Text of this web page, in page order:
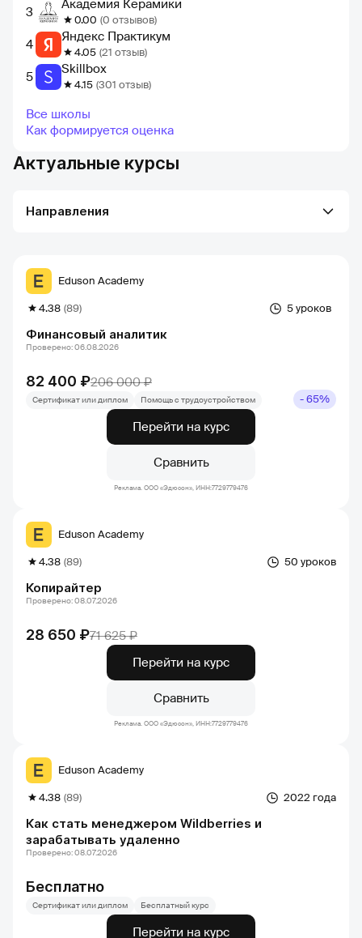
3 Академия Керамики
0.00 (0 отзывов)
4 Яндекс Практикум
4.05 (21 отзыв)
5 Skillbox
4.15 (301 отзыв)
Все школы
Как формируется оценка
Актуальные курсы
Направления
Финансовый аналитик
5 уроков
4.38 (89)
Eduson Academy
82 400 ₽206 000 ₽
Проверено: 06.08.2026
Сертификат или диплом Помощь с трудоустройством - 65%
Перейти на курс
Сравнить
Реклама. ООО «Эдюсон», ИНН:7729779476
Копирайтер
50 уроков
4.38 (89)
Eduson Academy
28 650 ₽71 625 ₽
Проверено: 08.07.2026
Перейти на курс
Сравнить
Реклама. ООО «Эдюсон», ИНН:7729779476
Как стать менеджером Wildberries и
зарабатывать удаленно
2022 года
4.38 (89)
Eduson Academy
Бесплатно
Проверено: 08.07.2026
Сертификат или диплом Бесплатный курс
Перейти на курс